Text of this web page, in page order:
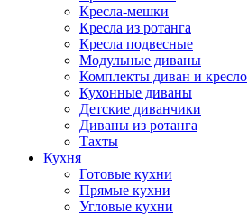
Кресла-мешки
Кресла из ротанга
Кресла подвесные
Модульные диваны
Комплекты диван и кресло
Кухонные диваны
Детские диванчики
Диваны из ротанга
Тахты
Кухня
Готовые кухни
Прямые кухни
Угловые кухни